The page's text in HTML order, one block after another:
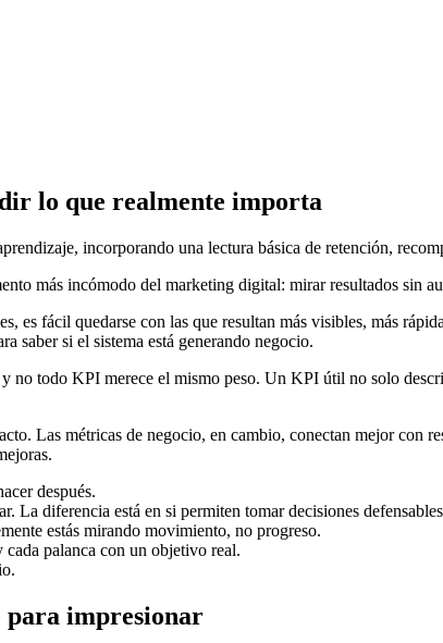
lo que realmente importa
incorporando una lectura básica de retención,
más incómodo del marketing digital: mirar resultados sin
fácil quedarse con las que resultan más visibles, más
saber si el sistema está generando negocio.
todo KPI merece el mismo peso. Un KPI útil no solo
Las métricas de negocio, en cambio, conectan mejor con
después.
La diferencia está en si permiten tomar decisiones
estás mirando movimiento, no progreso.
palanca con un objetivo real.
para impresionar